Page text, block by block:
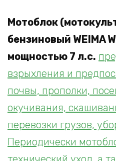
Мотоблок
бензиновый WEIMA
мощностью 7 л.с.
взрыхления и
почвы, прополки,
окучивания,
перевозки грузов,
Периодически